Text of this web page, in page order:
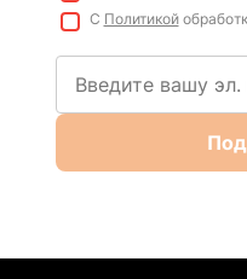
С Политикой